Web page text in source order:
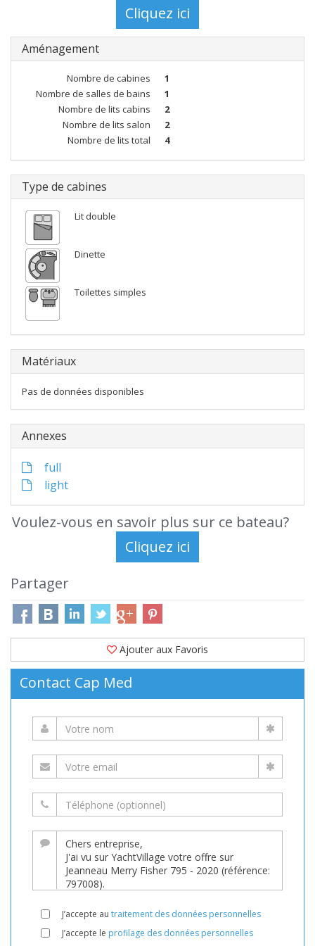
Aménagement
Nombre de cabines
1
Nombre de salles de bains
1
Nombre de lits cabins
2
Nombre de lits salon
2
Nombre de lits total
4
Type de cabines
Lit double
Dinette
Toilettes simples
Matériaux
Pas de données disponibles
Annexes
full
light
Voulez-vous en savoir plus sur ce bateau?
Partager
Ajouter aux Favoris
Contact Cap Med
J’accepte au traitement des données personnelles
J’accepte le profilage des données personnelles